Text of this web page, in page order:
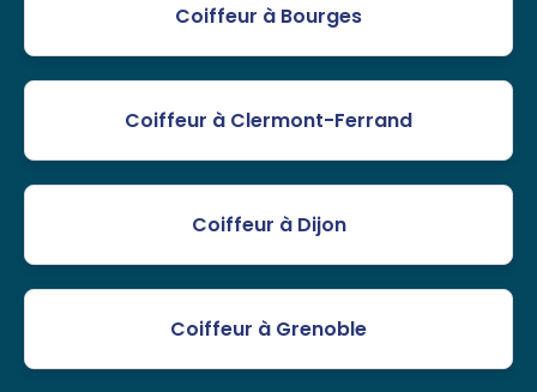
Coiffeur à Bourges
Coiffeur à Clermont-Ferrand
Coiffeur à Dijon
Coiffeur à Grenoble